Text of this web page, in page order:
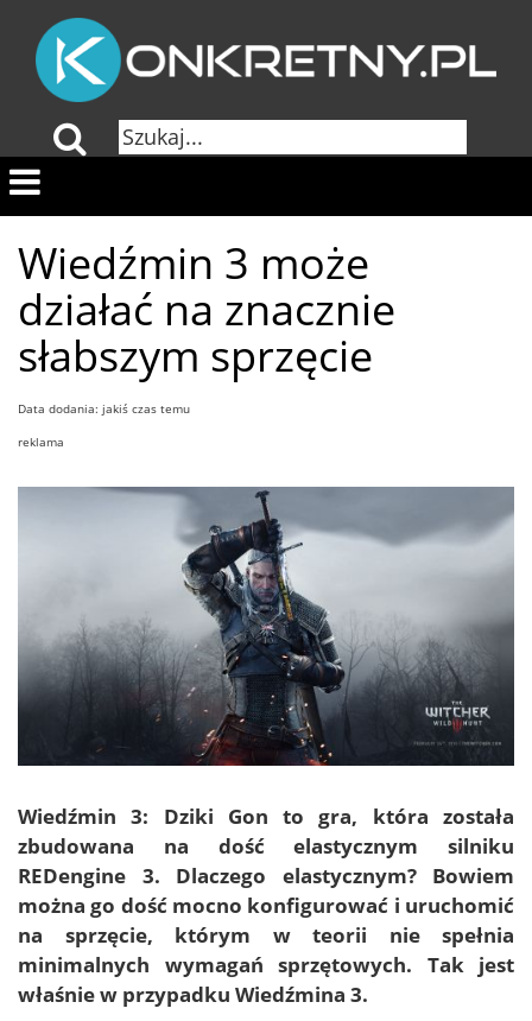
Wiedźmin 3 może
działać na znacznie
słabszym sprzęcie
Data dodania: jakiś czas temu
reklama
Wiedźmin 3: Dziki Gon to gra, która została
zbudowana na dość elastycznym silniku
REDengine 3. Dlaczego elastycznym? Bowiem
można go dość mocno konfigurować i uruchomić
na sprzęcie, którym w teorii nie spełnia
minimalnych wymagań sprzętowych. Tak jest
właśnie w przypadku Wiedźmina 3.